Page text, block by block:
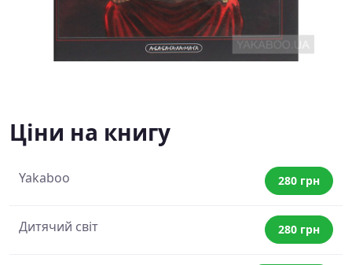
Ціни на книгу
Yakaboo 280 грн
Дитячий світ 280 грн